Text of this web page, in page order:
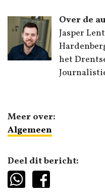
Over de
Jasper
het
Meer over:
Algemeen
Deel dit bericht: